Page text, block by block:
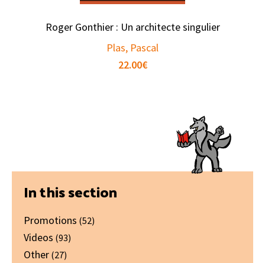
Roger Gonthier : Un architecte singulier
Plas, Pascal
22.00€
Primary
Sidebar
In this section
Promotions (52)
Videos (93)
Other (27)